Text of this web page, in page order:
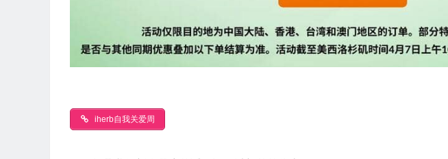
iherb自我关爱周